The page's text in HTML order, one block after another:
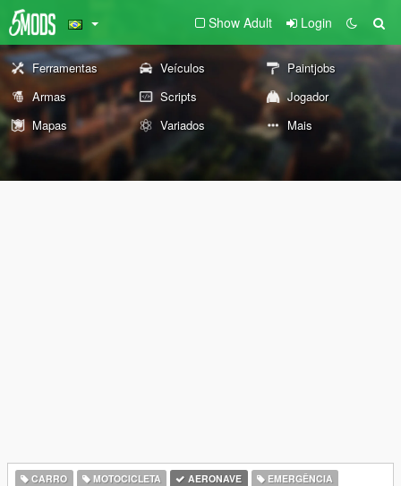
Show Adult Login
Ferramentas Veículos
Paintjobs
Armas
Scripts
Jogador
Mapas
Variados Mais
CARRO MOTOCICLETA AERONAVE
EMERGÊNCIA